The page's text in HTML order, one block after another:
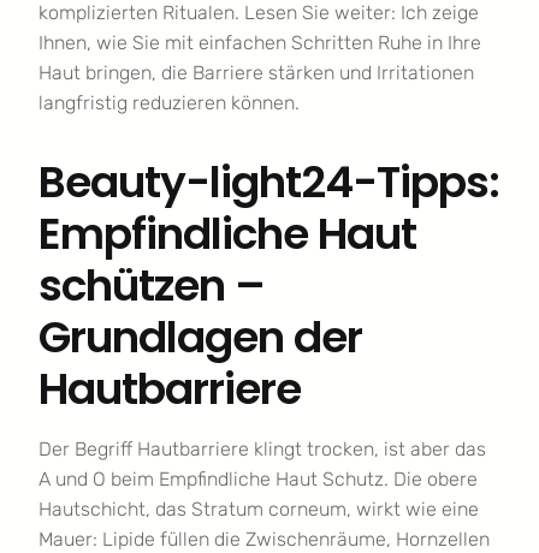
komplizierten Ritualen. Lesen Sie weiter: Ich zeige
Ihnen, wie Sie mit einfachen Schritten Ruhe in Ihre
Haut bringen, die Barriere stärken und Irritationen
langfristig reduzieren können.
Beauty-light24-Tipps:
Empfindliche Haut
schützen –
Grundlagen der
Hautbarriere
Der Begriff Hautbarriere klingt trocken, ist aber das
A und O beim Empfindliche Haut Schutz. Die obere
Hautschicht, das Stratum corneum, wirkt wie eine
Mauer: Lipide füllen die Zwischenräume, Hornzellen